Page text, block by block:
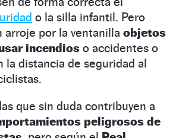
o la silla infantil. Pero
arroje por la ventanilla objetos
incendios o accidentes o
la distancia de seguridad al
que sin duda contribuyen a
peligrosos de